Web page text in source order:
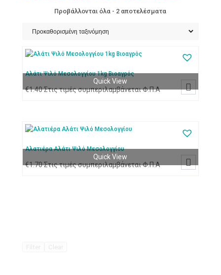
Προβάλλονται όλα - 2 αποτελέσματα
Αλάτι Ψιλό Μεσολογγίου 1kg Βιοαγρός
€1.40Στις τιμές συμπεριλαμβάνεται Φ.Π.Α
Quick View

Αλατιέρα Αλάτι Ψιλό Μεσολογγίου
€1.70Στις τιμές συμπεριλαμβάνεται Φ.Π.Α
Quick View
